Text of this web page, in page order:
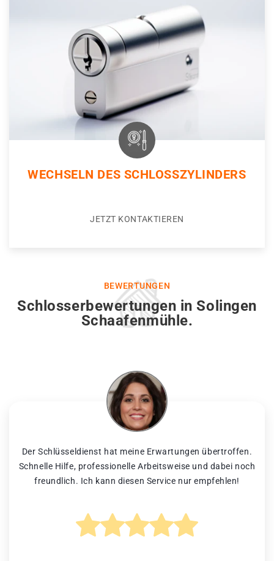
WECHSELN DES SCHLOSSZYLINDERS
JETZT KONTAKTIEREN
BEWERTUNGEN
Schlosserbewertungen in Solingen
Schaafenmühle.
Der Schlüsseldienst hat meine Erwartungen übertroffen.
Schnelle Hilfe, professionelle Arbeitsweise und dabei noch
freundlich. Ich kann diesen Service nur empfehlen!